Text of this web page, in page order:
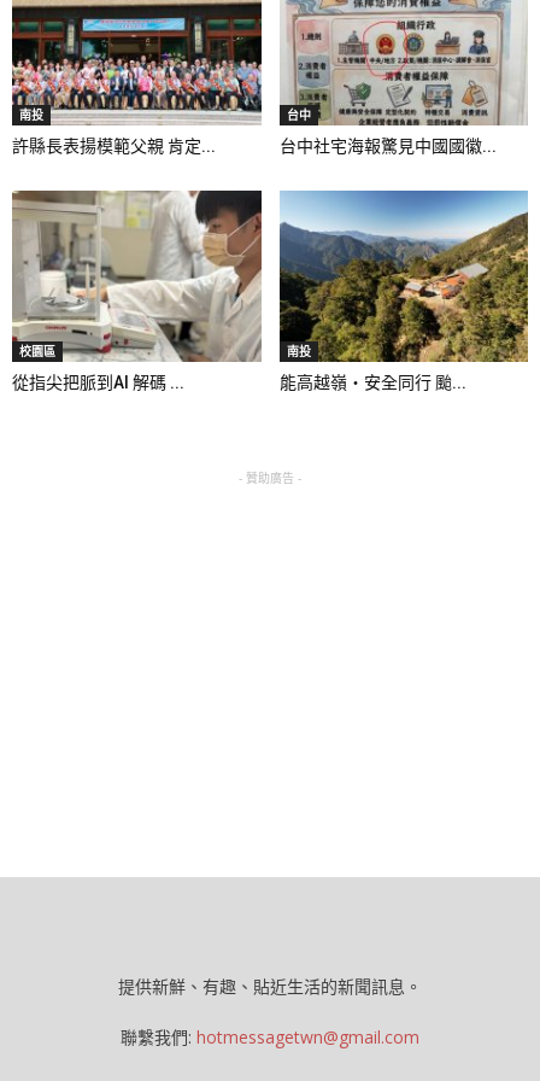
南投
許縣長表揚模範父親 肯定...
台中
台中社宅海報驚見中國國徽...
校園區
從指尖把脈到AI 解碼 ...
南投
能高越嶺‧安全同行 颱...
- 贊助廣告 -
提供新鮮、有趣、貼近生活的新聞訊息。
聯繫我們: hotmessagetwn@gmail.com